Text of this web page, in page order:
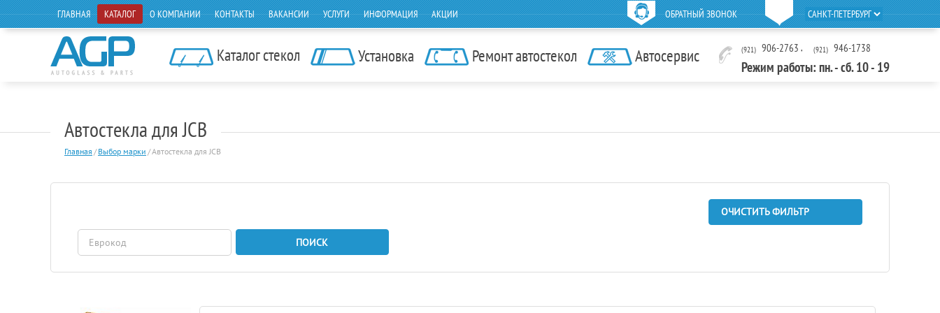
ОБРАТНЫЙ ЗВОНОК
ГЛАВНАЯ КАТАЛОГ О КОМПАНИИ КОНТАКТЫ ВАКАНСИИ УСЛУГИ ИНФОРМАЦИЯ АКЦИИ
Каталог стекол Установка Ремонт автостекол Автосервис (921) 906-2763 , (921) 946-1738
Режим работы: пн. - сб. 10 - 19
Автостекла для JCB
Главная / Выбор марки /Автостекла для JCB
ОЧИСТИТЬ ФИЛЬТР
ПОИСК